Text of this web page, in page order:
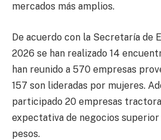
mercados más amplios.
De acuerdo con la Secretaría de
2026 se han realizado 14
han reunido a 570 empresas
157 son lideradas por mujeres.
participado 20 empresas
expectativa de negocios superior
pesos.